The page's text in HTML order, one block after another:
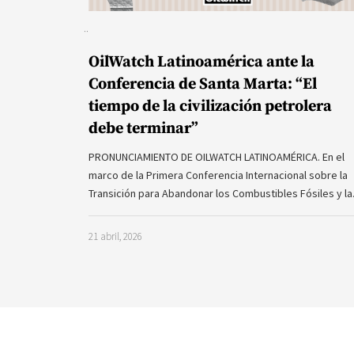
OilWatch Latinoamérica ante la
Conferencia de Santa Marta: “El
tiempo de la civilización petrolera
debe terminar”
PRONUNCIAMIENTO DE OILWATCH LATINOAMÉRICA. En el
marco de la Primera Conferencia Internacional sobre la
Transición para Abandonar los Combustibles Fósiles y
21 abril, 2026